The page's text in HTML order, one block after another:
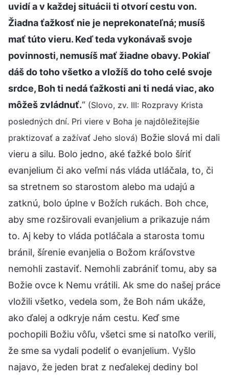
uvidí a v každej situácii ti otvorí cestu von.
Žiadna ťažkosť nie je neprekonateľná; musíš
mať túto vieru. Keď teda vykonávaš svoje
povinnosti, nemusíš mať žiadne obavy. Pokiaľ
dáš do toho všetko a vložíš do toho celé svoje
srdce, Boh ti nedá ťažkosti ani ti nedá viac, ako
môžeš zvládnuť.“ (Slovo, zv. III: Rozpravy Krista
posledných dní. Pri viere v Boha je najdôležitejšie
praktizovať a zažívať Jeho slová) Božie slová mi dali
vieru a silu. Bolo jedno, aké ťažké bolo šíriť
evanjelium či ako veľmi nás vláda utláčala, to, či
sa stretnem so starostom alebo ma udajú a
zatknú, bolo úplne v Božích rukách. Boh chce,
aby sme rozširovali evanjelium a prikazuje nám
to. Aj keby to vláda potláčala a starosta tomu
bránil, šírenie evanjelia o Božom kráľovstve
nemohli zastaviť. Nemohli zabrániť tomu, aby sa
Božie ovce k Nemu vrátili. Ak sme do našej práce
vložili všetko, vedela som, že Boh nám ukáže,
ako ďalej a odkryje nám cestu. Keď sme
pochopili Božiu vôľu, všetci sme si natoľko verili,
že sme sa vydali podeliť o evanjelium. Vyšlo
najavo, že jeden brat z neďalekej dediny bol